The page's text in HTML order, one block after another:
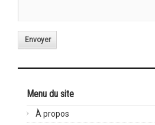
Envoyer
Menu du site
À propos